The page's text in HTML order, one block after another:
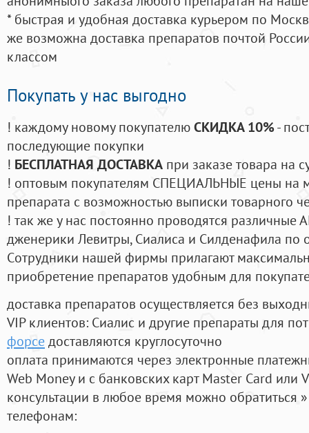
* быстрая и удобная доставка курьером по
же возможна доставка препаратов почтой
классом
Покупать у нас выгодно
! каждому новому покупателюСКИДКА 10%-
последующие покупки
! БЕСПЛАТНАЯ ДОСТАВКА при заказе товара на
! оптовым покупателям СПЕЦИАЛЬНЫЕ цены на
препарата с возможностью выписки товарного
! так же у нас постоянно проводятся
дженерики Левитры, Сиалиса и Силденафила по
Cотрудники нашей фирмы прилагают
приобретение препаратов удобным для
доставка препаратов осуществляется без
VIP клиентов: Сиалис и другие препараты для
форседоставляются круглосуточно
оплата принимаются через электронные
Web Money и с банковских карт Master Card или
консультации в любое время можно обратиться
телефонам: